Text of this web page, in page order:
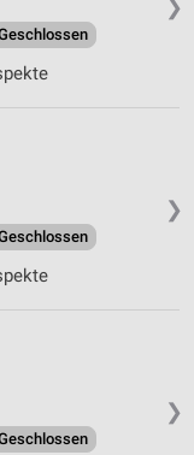
❯
❯
❯